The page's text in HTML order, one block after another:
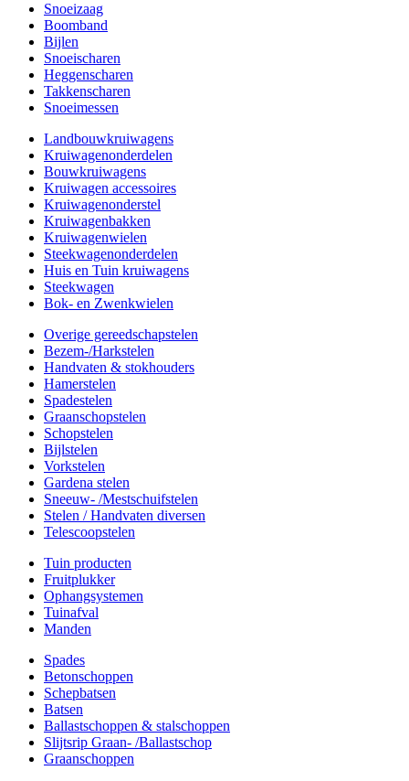
Snoeizaag
Boomband
Bijlen
Snoeischaren
Heggenscharen
Takkenscharen
Snoeimessen
Landbouwkruiwagens
Kruiwagenonderdelen
Bouwkruiwagens
Kruiwagen accessoires
Kruiwagenonderstel
Kruiwagenbakken
Kruiwagenwielen
Steekwagenonderdelen
Huis en Tuin kruiwagens
Steekwagen
Bok- en Zwenkwielen
Overige gereedschapstelen
Bezem-/Harkstelen
Handvaten & stokhouders
Hamerstelen
Spadestelen
Graanschopstelen
Schopstelen
Bijlstelen
Vorkstelen
Gardena stelen
Sneeuw- /Mestschuifstelen
Stelen / Handvaten diversen
Telescoopstelen
Tuin producten
Fruitplukker
Ophangsystemen
Tuinafval
Manden
Spades
Betonschoppen
Schepbatsen
Batsen
Ballastschoppen & stalschoppen
Slijtsrip Graan- /Ballastschop
Graanschoppen